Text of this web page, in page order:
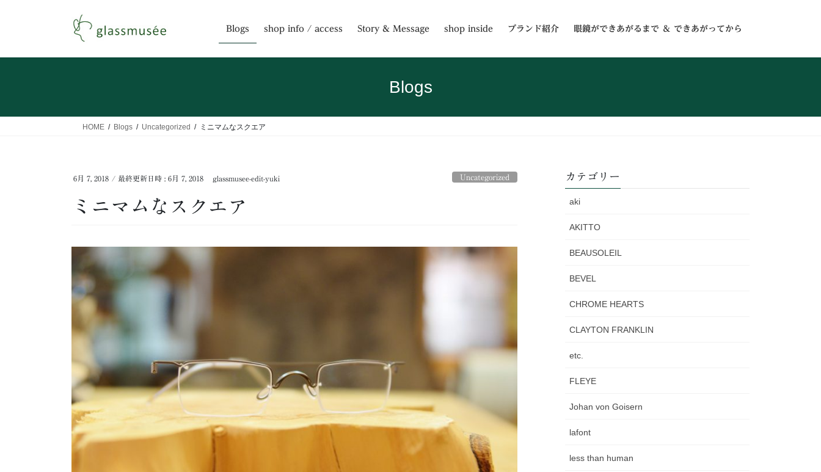
Blogs shop info / access Story & Message shop inside ブランド紹介 眼鏡ができあがるまで ＆ できあがってから
Blogs
HOME Blogs Uncategorized ミニマムなスクエア
6月 7, 2018 / 最終更新日時 : 6月 7, 2018 glassmusee-edit-yuki Uncategorized
ミニマムなスクエア
カテゴリー
aki
AKITTO
BEAUSOLEIL
BEVEL
CHROME HEARTS
CLAYTON FRANKLIN
etc.
FLEYE
Johan von Goisern
lafont
less than human